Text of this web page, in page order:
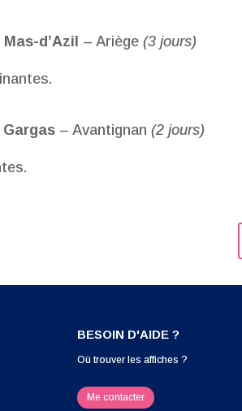
d’Azil – Ariège(3 jours)
– Avantignan(2 jours)
BESOIN D'AIDE ?
Où trouver les affiches ?
Me contacter